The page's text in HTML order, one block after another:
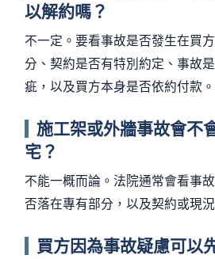
以解約嗎？
不一定。要看事故是否發生在買
分、契約是否有特別約定、事故
疵，以及買方本身是否依約付款。
施工架或外牆事故會不
宅？
不能一概而論。法院通常會看事
否落在專有部分，以及契約或現
買方因為事故疑慮可以